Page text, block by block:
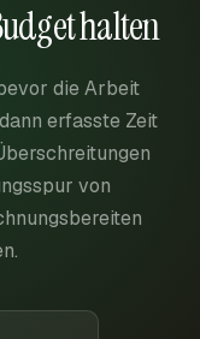
halten
die Arbeit
erfasste Zeit
von